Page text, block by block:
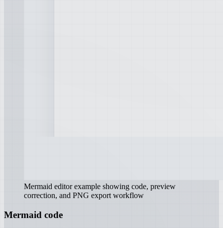
Mermaid editor example showing code, preview
correction, and PNG export workflow
Mermaid code